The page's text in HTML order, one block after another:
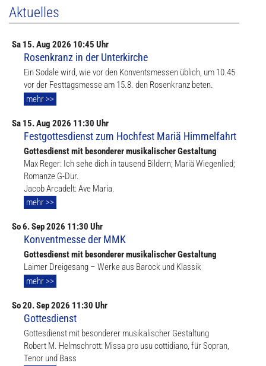
Aktuelles
Sa 15. Aug 2026 10:45 Uhr
Rosenkranz in der Unterkirche
Ein Sodale wird, wie vor den Konventsmessen üblich, um 10.45
vor der Festtagsmesse am 15.8. den Rosenkranz beten.
mehr >>
Sa 15. Aug 2026 11:30 Uhr
Festgottesdienst zum Hochfest Mariä Himmelfahrt
Gottesdienst mit besonderer musikalischer Gestaltung
Max Reger: Ich sehe dich in tausend Bildern; Mariä Wiegenlied;
Romanze G-Dur.
Jacob Arcadelt: Ave Maria.
mehr >>
So6. Sep2026 11:30 Uhr
Konventmesse der MMK
Gottesdienst mit besonderer musikalischer Gestaltung
Laimer Dreigesang – Werke aus Barock und Klassik
mehr >>
So20. Sep2026 11:30 Uhr
Gottesdienst
Gottesdienst mit besonderer musikalischer Gestaltung
Robert M. Helmschrott: Missa pro usu cottidiano, für Sopran,
Tenor und Bass